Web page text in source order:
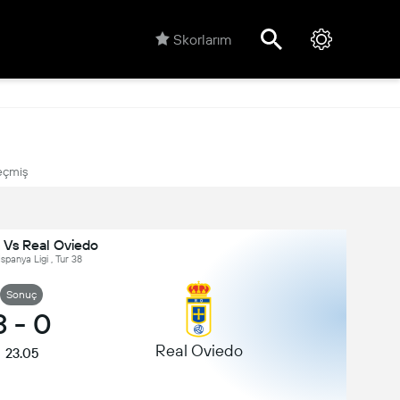
Skorlarım
Real Oviedo
Ligi , Tur 38
Sonuç
- 0
23.05 Real Oviedo